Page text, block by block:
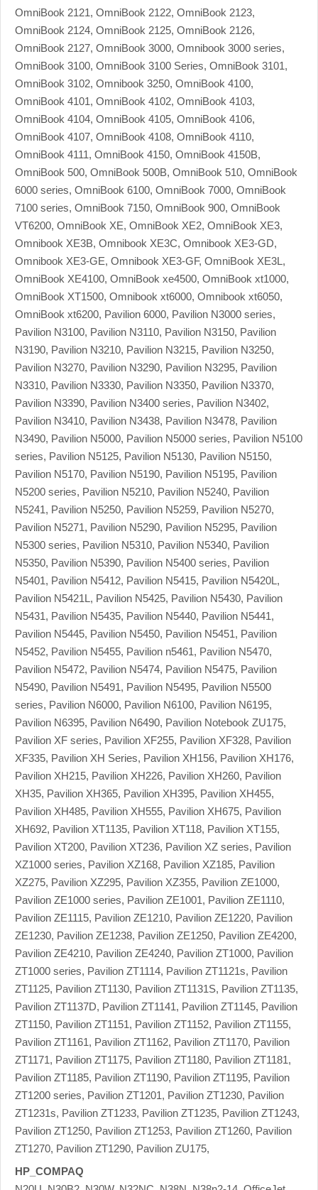
OmniBook 2121, OmniBook 2122, OmniBook 2123,
OmniBook 2124, OmniBook 2125, OmniBook 2126,
OmniBook 2127, OmniBook 3000, Omnibook 3000 series,
OmniBook 3100, OmniBook 3100 Series, OmniBook 3101,
OmniBook 3102, Omnibook 3250, OmniBook 4100,
OmniBook 4101, OmniBook 4102, OmniBook 4103,
OmniBook 4104, OmniBook 4105, OmniBook 4106,
OmniBook 4107, OmniBook 4108, OmniBook 4110,
OmniBook 4111, OmniBook 4150, OmniBook 4150B,
OmniBook 500, OmniBook 500B, OmniBook 510, OmniBook
6000 series, OmniBook 6100, OmniBook 7000, OmniBook
7100 series, OmniBook 7150, OmniBook 900, OmniBook
VT6200, OmniBook XE, OmniBook XE2, OmniBook XE3,
Omnibook XE3B, Omnibook XE3C, Omnibook XE3-GD,
Omnibook XE3-GE, Omnibook XE3-GF, OmniBook XE3L,
OmniBook XE4100, OmniBook xe4500, OmniBook xt1000,
OmniBook XT1500, Omnibook xt6000, Omnibook xt6050,
OmniBook xt6200, Pavilion 6000, Pavilion N3000 series,
Pavilion N3100, Pavilion N3110, Pavilion N3150, Pavilion
N3190, Pavilion N3210, Pavilion N3215, Pavilion N3250,
Pavilion N3270, Pavilion N3290, Pavilion N3295, Pavilion
N3310, Pavilion N3330, Pavilion N3350, Pavilion N3370,
Pavilion N3390, Pavilion N3400 series, Pavilion N3402,
Pavilion N3410, Pavilion N3438, Pavilion N3478, Pavilion
N3490, Pavilion N5000, Pavilion N5000 series, Pavilion N5100
series, Pavilion N5125, Pavilion N5130, Pavilion N5150,
Pavilion N5170, Pavilion N5190, Pavilion N5195, Pavilion
N5200 series, Pavilion N5210, Pavilion N5240, Pavilion
N5241, Pavilion N5250, Pavilion N5259, Pavilion N5270,
Pavilion N5271, Pavilion N5290, Pavilion N5295, Pavilion
N5300 series, Pavilion N5310, Pavilion N5340, Pavilion
N5350, Pavilion N5390, Pavilion N5400 series, Pavilion
N5401, Pavilion N5412, Pavilion N5415, Pavilion N5420L,
Pavilion N5421L, Pavilion N5425, Pavilion N5430, Pavilion
N5431, Pavilion N5435, Pavilion N5440, Pavilion N5441,
Pavilion N5445, Pavilion N5450, Pavilion N5451, Pavilion
N5452, Pavilion N5455, Pavilion n5461, Pavilion N5470,
Pavilion N5472, Pavilion N5474, Pavilion N5475, Pavilion
N5490, Pavilion N5491, Pavilion N5495, Pavilion N5500
series, Pavilion N6000, Pavilion N6100, Pavilion N6195,
Pavilion N6395, Pavilion N6490, Pavilion Notebook ZU175,
Pavilion XF series, Pavilion XF255, Pavilion XF328, Pavilion
XF335, Pavilion XH Series, Pavilion XH156, Pavilion XH176,
Pavilion XH215, Pavilion XH226, Pavilion XH260, Pavilion
XH35, Pavilion XH365, Pavilion XH395, Pavilion XH455,
Pavilion XH485, Pavilion XH555, Pavilion XH675, Pavilion
XH692, Pavilion XT1135, Pavilion XT118, Pavilion XT155,
Pavilion XT200, Pavilion XT236, Pavilion XZ series, Pavilion
XZ1000 series, Pavilion XZ168, Pavilion XZ185, Pavilion
XZ275, Pavilion XZ295, Pavilion XZ355, Pavilion ZE1000,
Pavilion ZE1000 series, Pavilion ZE1001, Pavilion ZE1110,
Pavilion ZE1115, Pavilion ZE1210, Pavilion ZE1220, Pavilion
ZE1230, Pavilion ZE1238, Pavilion ZE1250, Pavilion ZE4200,
Pavilion ZE4210, Pavilion ZE4240, Pavilion ZT1000, Pavilion
ZT1000 series, Pavilion ZT1114, Pavilion ZT1121s, Pavilion
ZT1125, Pavilion ZT1130, Pavilion ZT1131S, Pavilion ZT1135,
Pavilion ZT1137D, Pavilion ZT1141, Pavilion ZT1145, Pavilion
ZT1150, Pavilion ZT1151, Pavilion ZT1152, Pavilion ZT1155,
Pavilion ZT1161, Pavilion ZT1162, Pavilion ZT1170, Pavilion
ZT1171, Pavilion ZT1175, Pavilion ZT1180, Pavilion ZT1181,
Pavilion ZT1185, Pavilion ZT1190, Pavilion ZT1195, Pavilion
ZT1200 series, Pavilion ZT1201, Pavilion ZT1230, Pavilion
ZT1231s, Pavilion ZT1233, Pavilion ZT1235, Pavilion ZT1243,
Pavilion ZT1250, Pavilion ZT1253, Pavilion ZT1260, Pavilion
ZT1270, Pavilion ZT1290, Pavilion ZU175,
HP_COMPAQ